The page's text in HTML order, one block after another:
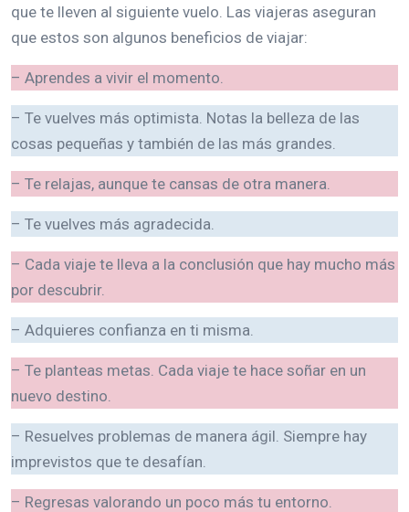
que te lleven al siguiente vuelo. Las viajeras aseguran
que estos son algunos beneficios de viajar:
– Aprendes a vivir el momento.
– Te vuelves más optimista. Notas la belleza de las
cosas pequeñas y también de las más grandes.
– Te relajas, aunque te cansas de otra manera.
– Te vuelves más agradecida.
– Cada viaje te lleva a la conclusión que hay mucho más
por descubrir.
– Adquieres confianza en ti misma.
– Te planteas metas. Cada viaje te hace soñar en un
nuevo destino.
– Resuelves problemas de manera ágil. Siempre hay
imprevistos que te desafían.
– Regresas valorando un poco más tu entorno.